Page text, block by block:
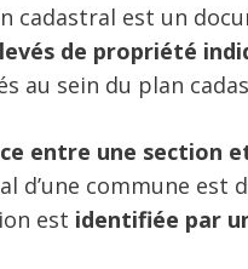
cadastral est un
de propriété
au sein du plan
entre une section
d’une commune est
est identifiée par